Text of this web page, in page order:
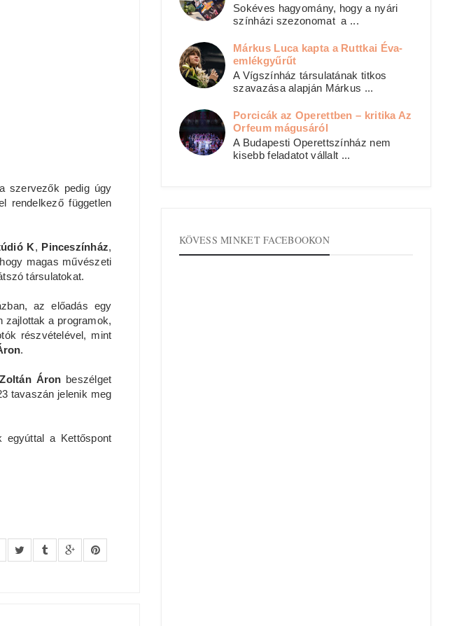
szervezők pedig úgy
rendelkező független
K, Pinceszínház,
magas művészeti
társulatokat.
az előadás egy
zajlottak a programok,
részvételével, mint
.
Zoltán Áron beszélget
tavaszán jelenik meg
egyúttal a Kettőspont
Sokéves hagyomány, hogy a nyári
színházi szezonomat a ...
Márkus Luca kapta a Ruttkai Éva-
emlékgyűrűt
A Vígszínház társulatának titkos
szavazása alapján Márkus ...
Porcicák az Operettben – kritika Az
Orfeum mágusáról
A Budapesti Operettszínház nem
kisebb feladatot vállalt ...
KÖVESS MINKET FACEBOOKON